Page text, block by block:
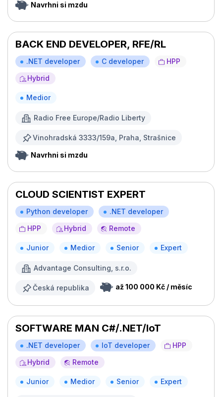
Navrhni si mzdu
BACK END DEVELOPER, RFE/RL
.NET developer C developer
HPP
Hybrid
Medior
Radio Free Europe/Radio Liberty
Vinohradská 3333/159a, Praha, Strašnice
Navrhni si mzdu
CLOUD SCIENTIST EXPERT
Python developer
.NET developer
HPP
Hybrid Remote
Junior Medior Senior Expert
Advantage Consulting, s.r.o.
Česká republika až 100 000 Kč / měsíc
SOFTWARE MAN C#/.NET/IoT
.NET developer IoT developer
HPP
Hybrid
Remote
Junior Medior Senior Expert